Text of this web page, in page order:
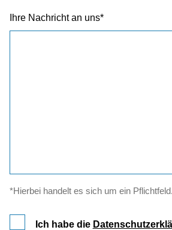
Ihre Nachricht an uns
*Hierbei handelt es sich um ein Pflichtfeld.
Ich habe die